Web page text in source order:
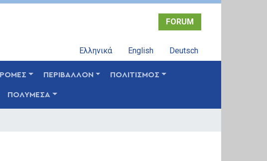
FORUM
Ελληνικά English Deutsch
ΠΕΡΙΒΑΛΛΟΝ ΠΟΛΙΤΙΣΜΟΣ
ΠΟΛΥΜΕΣΑ